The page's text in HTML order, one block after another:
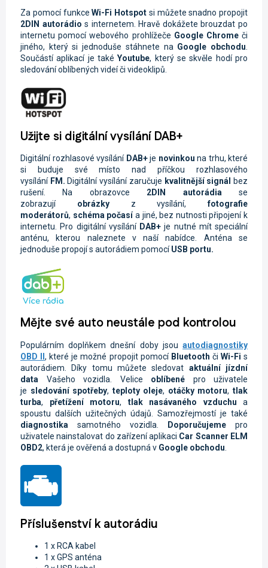
Za pomocí funkceWi-Fi Hotspot si můžete snadno propojit
2DIN autorádio s internetem. Hravě dokážete brouzdat po
internetu pomocí webového prohlížeče Google Chromeči
jiného, který si jednoduše stáhnete na Google obchodu
Součástí aplikací je takéYoutube, který se skvěle hodí pro
sledování oblíbených videí či videoklipů.
Užijte si digitální vysílání DAB+
Digitální rozhlasové vysílání DAB+je novinkou na trhu, které
si buduje své místo nad příčkou rozhlasového
vysílání FM. Digitální vysílání zaručuje kvalitnější signál
bez
rušení. Na obrazovce 2DIN autorádiase
zobrazují obrázkyz vysílání,fotografie
moderátorů, schéma počasía jiné, bez nutnosti připojení k
internetu. Pro digitální vysílání DAB+ je nutné mít speciální
anténu, kterou naleznete v naší nabídce. Anténa se
jednoduše propojí s autorádiem pomocíUSB portu.
Mějte své auto neustále pod kontrolou
Populárním doplňkem dnešní doby jsou autodiagnostiky
OBD II, které je možné propojit pomocí Bluetooth či Wi-Fi s
autorádiem. Díky tomu můžete sledovat aktuální jízdní
data Vašeho vozidla. Velice oblíbené pro uživatele
je sledování spotřeby, teploty oleje, otáčky motoru,tlak
turba, přetížení motoru, tlak nasávaného vzduchu a
spoustu dalších užitečných údajů. Samozřejmostí je také
diagnostika samotného vozidla. Doporučujeme pro
uživatele nainstalovat do zařízení aplikaci Car Scanner ELM
OBD2, která je ověřená a dostupná v Google obchodu
Příslušenství k autorádiu
1 x RCA kabel
1 x GPS anténa